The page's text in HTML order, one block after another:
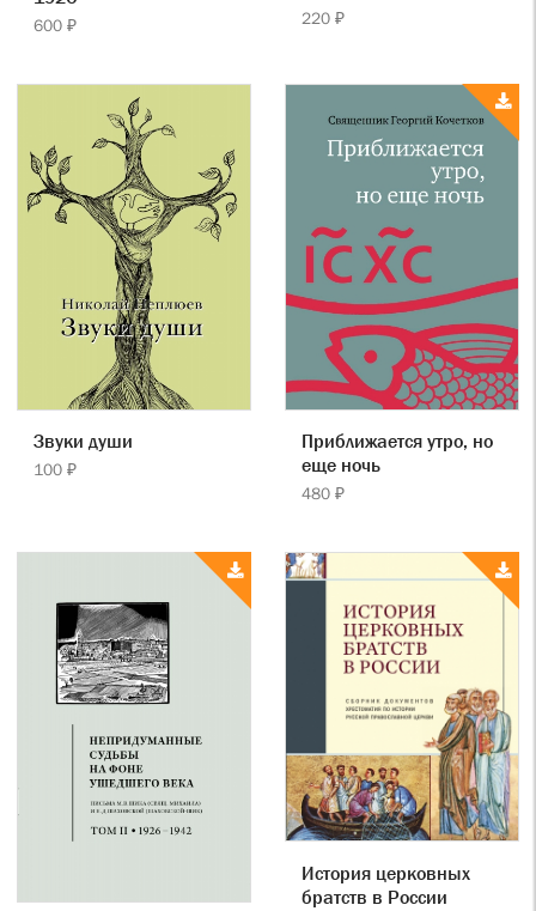
600 ₽ 220 ₽
Звуки души
100 ₽
Приближается утро, но
еще ночь
480 ₽
История церковных
братств в России